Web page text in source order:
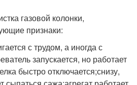
газовой колонки,
признаки:
с трудом, а иногда с
запускается, но работает
быстро отключается;снизу,